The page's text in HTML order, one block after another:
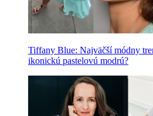
Tiffany Blue: Najväčší módny
ikonickú pastelovú modrú?